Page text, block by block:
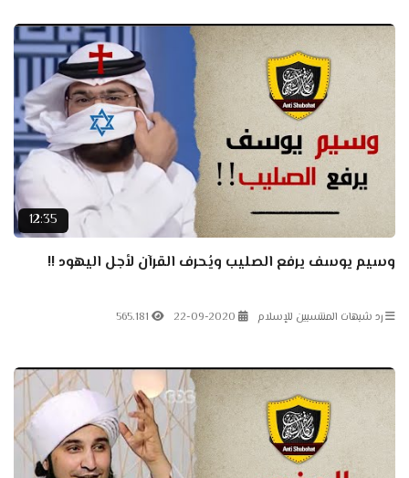
12:35
وسيم يوسف يرفع الصليب ويُحرف القرآن لأجل اليهود !!
رد شبهات المنتسبين للإسلام 22-09-2020
565.181